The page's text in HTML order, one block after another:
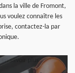
la ville de Fromont,
voulez connaître les
contactez-la par
en savoir plus